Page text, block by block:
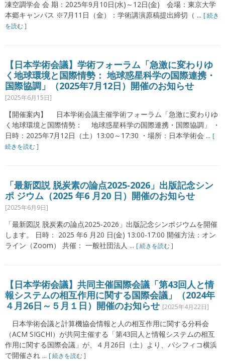
凍空調学会 会 期：2025年9月10日(水)～12日(金) 会場：東京大学
本郷キャンパス ※7月11日（金）：学術講演原稿提出締切（ ... [ 続き
を読む ]
【日本学術会議】学術フォーラム「急激に変わりゆ
く地球環境と国際情勢： 地球惑星科学の国際連携・
国際協調」（2025年7月12日）開催のお知らせ
[2025年6月15日]
【開催案内】 日本学術会議主催学術フォーラム「急激に変わりゆ
く地球環境と国際情勢： 地球惑星科学の国際連携・国際協調」 ・
日時：2025年7月12日（土）13:00～17:30 ・場所：日本学術会 ... [
続きを読む ]
「最新図説 脱炭素の論点2025‐2026」出版記念シン
ポ ジウム（2025 年6 月20 日）開催のお知らせ
[2025年6月9日]
「最新図説 脱炭素の論点2025‐2026」出版記念シンポジウムを開催
します。 日時： 2025 年6 月20 日(金) 13:00-17:00 開催方法：オン
ライン（Zoom） 共催： 一般社団法人 ... [ 続きを読む ]
【日本学術会議】共同主催国際会議「第43回人と情
報システムの相互作用に関する国際会議」（2024年
４月26日～５月１日）開催のお知らせ [2025年4月22日]
日本学術会議と計算機協会情報と人の相互作用に関する分科会
（ACM SIGCHI）が共同主催する「第43回人と情報システムの相互
作用に関する国際会議」が、４月26日（土）より、パシフィコ横浜
で開催され ... [ 続きを読む ]